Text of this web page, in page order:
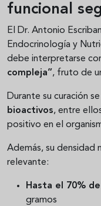
funcional
El Dr. Antonio
Endocrinología y
debe interpretarse
compleja”, fruto de
Durante su curación
bioactivos, entre
positivo en el
Además, su densidad
relevante:
Hasta el 70%
gramos